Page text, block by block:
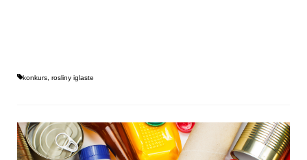
konkurs rosliny iglaste